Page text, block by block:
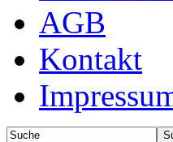
AGB
Kontakt